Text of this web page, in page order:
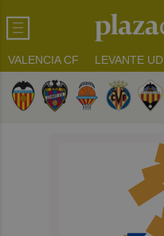
VALENCIA CF LEVANTE UD